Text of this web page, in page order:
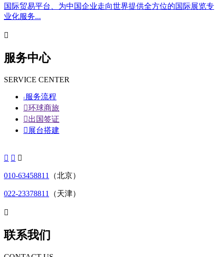
国际贸易平台、为中国企业走向世界提供全方位的国际展览专
业化服务...

服务中心
SERVICE CENTER
 服务流程
环球商旅
出国签证
 展台搭建
  
010-63458811 （北京）
022-23378811 （天津）

联系我们